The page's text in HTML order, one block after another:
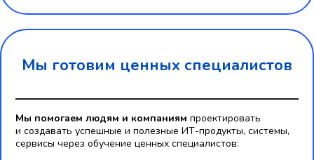
Мы готовим ценных специалистов
Мы помогаем людям и компаниям проектировать
и создавать успешные и полезные ИТ-продукты, системы,
сервисы через обучение ценных специалистов: